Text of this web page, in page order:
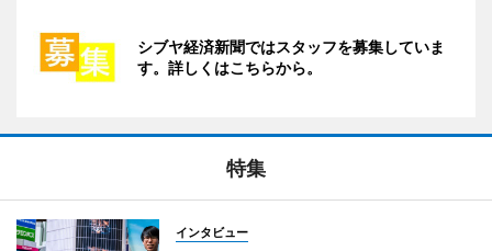
シブヤ経済新聞ではスタッフを募集していま
す。詳しくはこちらから。
特集
インタビュー